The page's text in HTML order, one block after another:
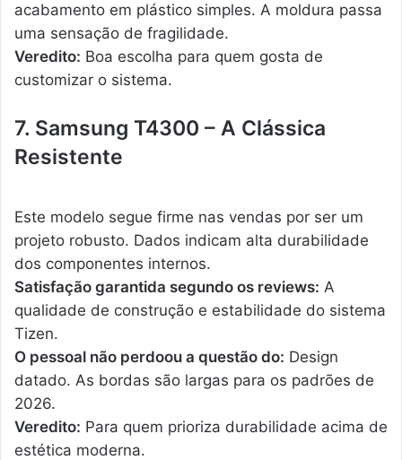
acabamento em plástico simples. A moldura passa
uma sensação de fragilidade.
Veredito: Boa escolha para quem gosta de
customizar o sistema.
7. Samsung T4300 – A Clássica
Resistente
Este modelo segue firme nas vendas por ser um
projeto robusto. Dados indicam alta durabilidade
dos componentes internos.
Satisfação garantida segundo os reviews: A
qualidade de construção e estabilidade do sistema
Tizen.
O pessoal não perdoou a questão do: Design
datado. As bordas são largas para os padrões de
2026.
Veredito: Para quem prioriza durabilidade acima de
estética moderna.